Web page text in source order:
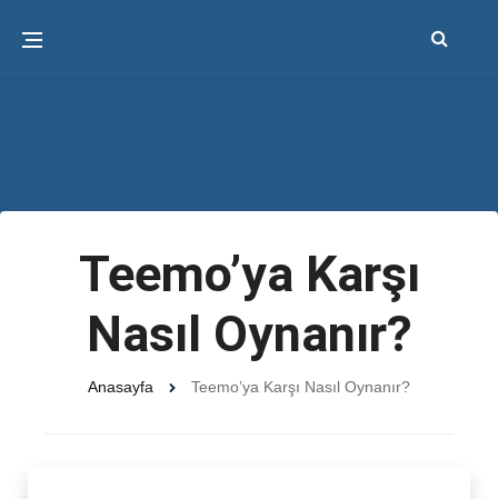
Teemo’ya Karşı
Nasıl Oynanır?
Anasayfa Teemo’ya Karşı Nasıl Oynanır?